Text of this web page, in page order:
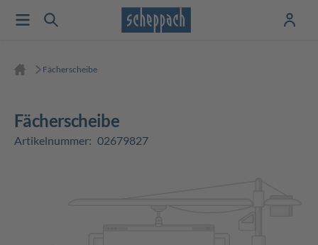
Fächerscheibe
Fächerscheibe
Artikelnummer: 02679827